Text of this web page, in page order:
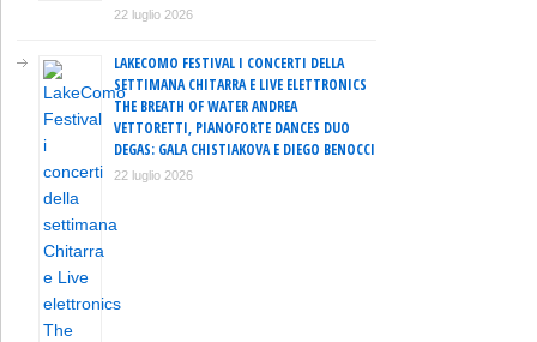
22 luglio 2026
LAKECOMO FESTIVAL I CONCERTI DELLA
SETTIMANA CHITARRA E LIVE ELETTRONICS
THE BREATH OF WATER ANDREA
VETTORETTI, PIANOFORTE DANCES DUO
DEGAS: GALA CHISTIAKOVA E DIEGO BENOCCI
22 luglio 2026